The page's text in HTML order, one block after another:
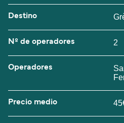
Destino
Nº de operadores 2
Operadores
Precio medio